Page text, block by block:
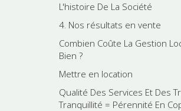
L'histoire De La Société
4. Nos résultats en vente
Combien Coûte La Gestion
Bien ?
Mettre en location
Qualité Des Services Et Des
Tranquillité = Pérennité En